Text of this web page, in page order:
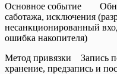
Основное событие
саботажа, исключения
несанкционированный
ошибка накопителя)
Метод привязки
Запись
хранение, предзапись и